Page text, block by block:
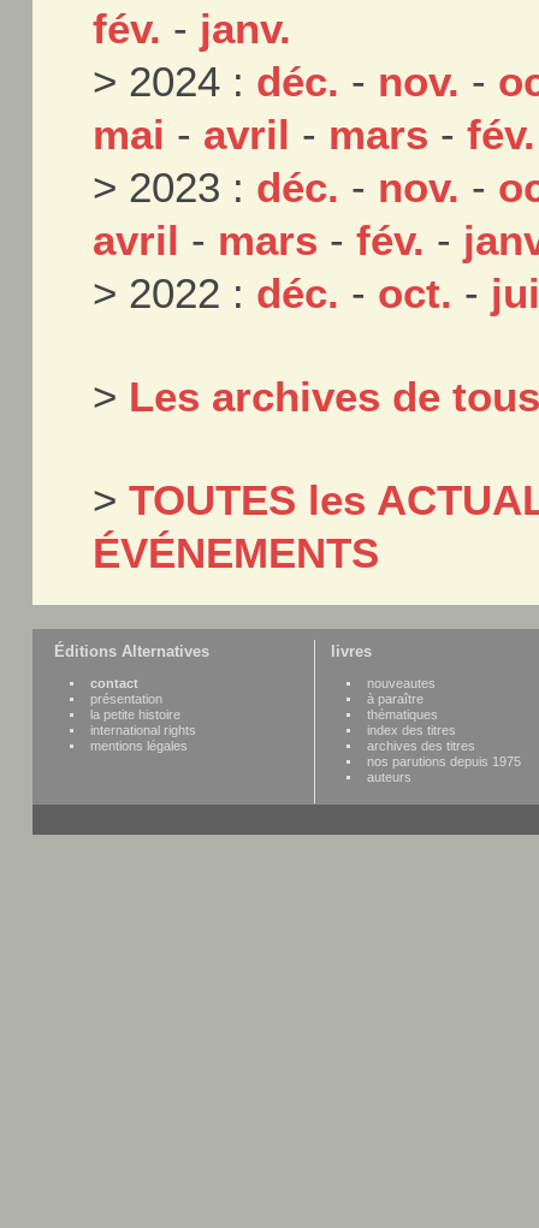
fév. - janv.
> 2024 : déc. - nov. -
mai - avril - mars -fév.
> 2023 : déc. - nov. -
avril - mars -fév. -
> 2022 : déc. - oct. -
> Les archives de
>TOUTES les
ÉVÉNEMENTS
Éditions Alternatives
contact
présentation
la petite histoire
international rights
mentions légales
livres
nouveautes
à paraître
thématiques
index des titres
archives des titres
nos parutions depuis 1975
auteurs